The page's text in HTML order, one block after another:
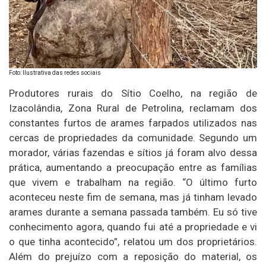
Foto: Ilustrativa das redes sociais
Produtores rurais do Sítio Coelho, na região de
Izacolândia, Zona Rural de Petrolina, reclamam dos
constantes furtos de arames farpados utilizados nas
cercas de propriedades da comunidade. Segundo um
morador, várias fazendas e sítios já foram alvo dessa
prática, aumentando a preocupação entre as famílias
que vivem e trabalham na região. “O último furto
aconteceu neste fim de semana, mas já tinham levado
arames durante a semana passada também. Eu só tive
conhecimento agora, quando fui até a propriedade e vi
o que tinha acontecido”, relatou um dos proprietários.
Além do prejuízo com a reposição do material, os